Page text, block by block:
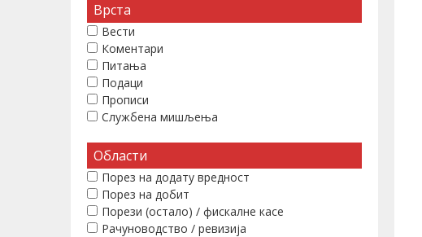
Врста
Вести
Коментари
Питања
Подаци
Прописи
Службена мишљења
Области
Порез на додату вредност
Порез на добит
Порези (остало) / фискалне касе
Рачуноводство / ревизија